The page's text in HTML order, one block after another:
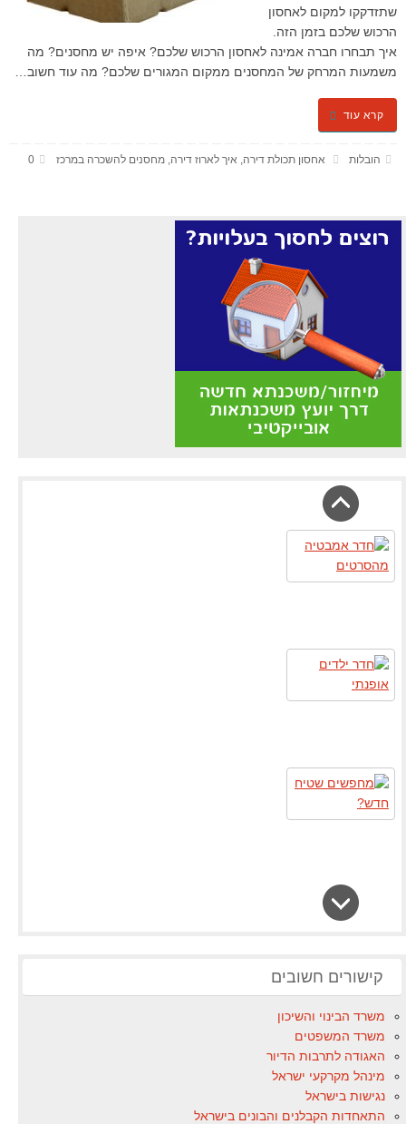
שתזדקקו למקום לאחסון
הרכוש שלכם בזמן הזה.
איך תבחרו חברה אמינה לאחסון הרכוש שלכם? איפה יש מחסנים? מה
משמעות המרחק של המחסנים ממקום המגורים שלכם? מה עוד חשוב…
קרא עוד
הובלות אחסון תכולת דירה איך לארוז דירה ,מחסנים להשכרה במרכז 0
קישורים חשובים
משרד הבינוי והשיכון
משרד המשפטים
האגודה לתרבות הדיור
מינהל מקרקעי ישראל
נגישות בישראל
התאחדות הקבלנים והבונים בישראל